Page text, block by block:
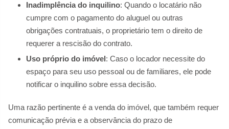
Inadimplência do inquilino: Quando o locatário não
cumpre com o pagamento do aluguel ou outras
obrigações contratuais, o proprietário tem o direito de
requerer a rescisão do contrato.
Uso próprio do imóvel: Caso o locador necessite do
espaço para seu uso pessoal ou de familiares, ele pode
notificar o inquilino sobre essa decisão.
Uma razão pertinente é a venda do imóvel, que também requer
comunicação prévia e a observância do prazo de